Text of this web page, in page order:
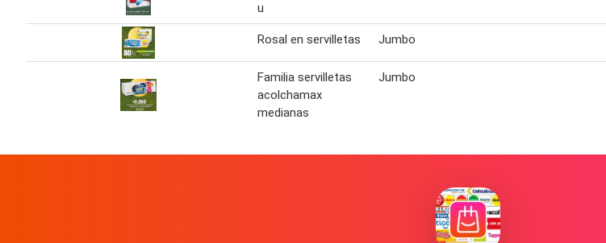
u
Rosal en servilletas Jumbo
Familia servilletas
acolchamax
medianas
Jumbo